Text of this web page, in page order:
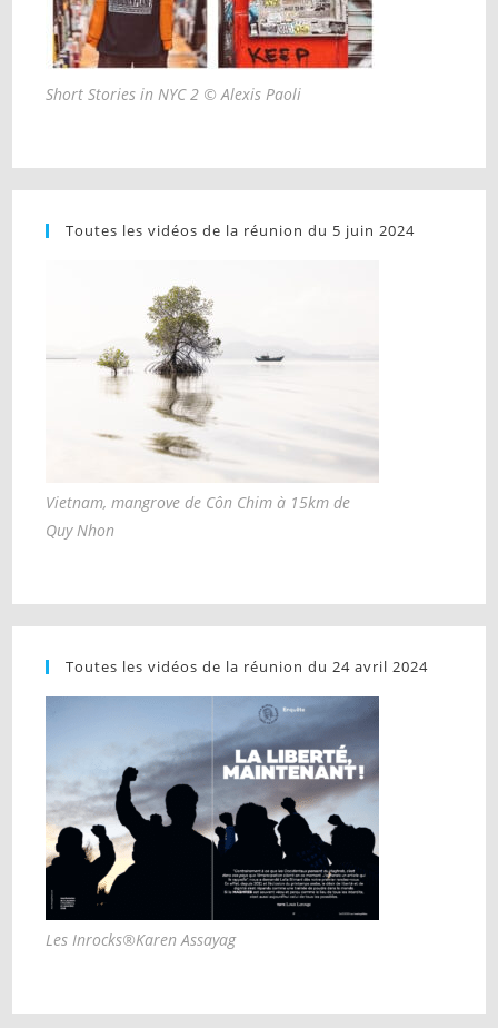
Short Stories in NYC 2 © Alexis Paoli
Toutes les vidéos de la réunion du 5 juin 2024
Vietnam, mangrove de Côn Chim à 15km de
Quy Nhon
Toutes les vidéos de la réunion du 24 avril 2024
Les Inrocks®Karen Assayag